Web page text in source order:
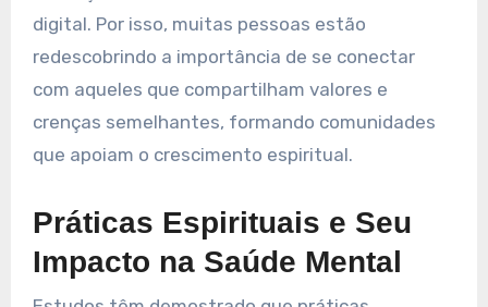
digital. Por isso, muitas pessoas estão
redescobrindo a importância de se conectar
com aqueles que compartilham valores e
crenças semelhantes, formando comunidades
que apoiam o crescimento espiritual.
Práticas Espirituais e Seu
Impacto na Saúde Mental